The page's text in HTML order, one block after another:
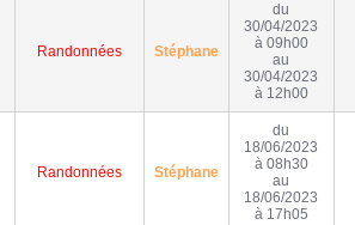
Randonnées Stéphane
du
30/04/2023
à 09h00
au
30/04/2023
à 12h00
Randonnées Stéphane
du
18/06/2023
à 08h30
au
18/06/2023
à 17h05